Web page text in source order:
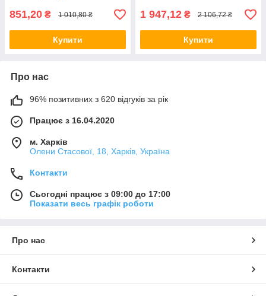
851,20 ₴ 1 010,80 ₴
Купити
1 947,12 ₴ 2 106,72 ₴
Купити
Про нас
96% позитивних з 620 відгуків за рік
Працює з 16.04.2020
м. Харків
Олени Стасової, 18, Харків, Україна
Контакти
Сьогодні працює з 09:00 до 17:00
Показати весь графік роботи
Про нас
Контакти